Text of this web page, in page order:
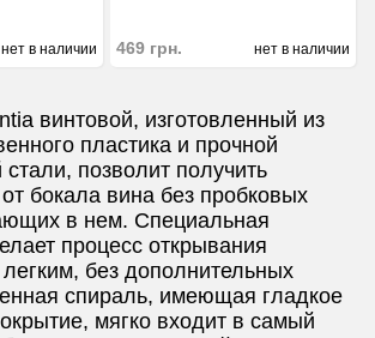
нет в наличии 469 грн. нет в наличии
винтовой, изготовленный из
пластика и прочной
позволит получить
бокала вина без пробковых
в нем. Специальная
процесс открывания
без дополнительных
спираль, имеющая гладкое
мягко входит в самый